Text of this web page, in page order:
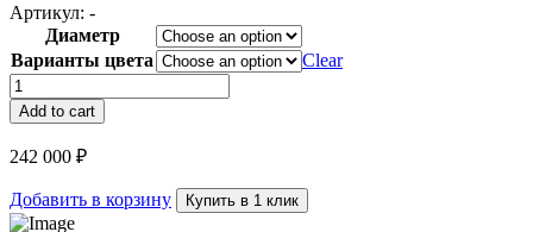
Артикул: -
Диаметр
Варианты цвета
Clear
Люстра
кольцевая
Crystal
Ice
quantity
Add to cart
242 000 ₽
Добавить в корзину Купить в 1 клик